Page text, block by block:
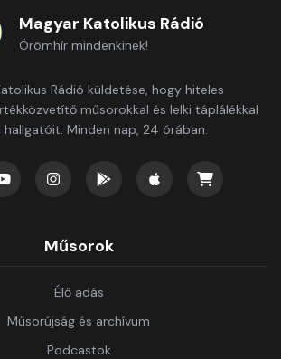
Magyar Katolikus Rádió
Örömhír mindenkinek!
Rádió küldetése, hogy hiteles
műsorokkal és lelki táplálékkal
hallgatóit. Minden nap, 24 órában.
Műsorok
Élő adás
Műsorújság és archívum
Podcastok